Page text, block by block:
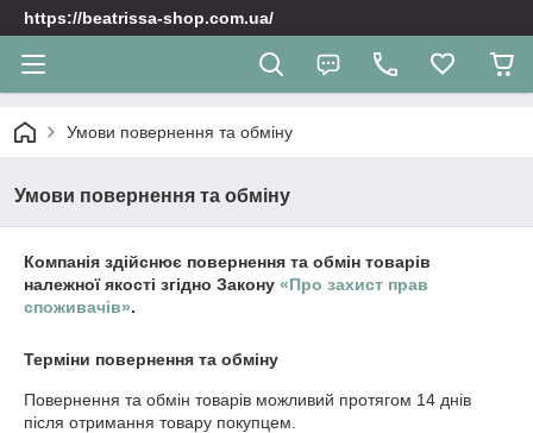
https://beatrissa-shop.com.ua/
Умови повернення та обміну
Умови повернення та обміну
Компанія здійснює повернення та обмін товарів
належної якості згідно Закону «Про захист прав
споживачів».
Терміни повернення та обміну
Повернення та обмін товарів можливий протягом 14 днів
після отримання товару покупцем.